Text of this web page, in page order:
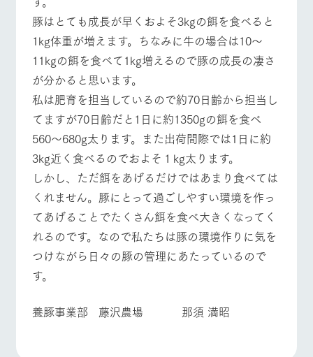
営業時
間・料金
交通アク
セス
よくいた
だく質問
団体のお
ペットを
お連れの
お客様へ
お問い合
わせ・資
料請求
う
れあう
ら学べる様々な
アクティビティ
レストラ
ン
牧場の生産品を
知り尽くした料
理人が腕を振
い、ビュッフェ
スタイルで提供
ショップ
／お買い
丹精込めて育て
た生産品をはじ
め、牧場産の逸
品を取り揃えた
店舗
牧場マッ
プ
牧場マップのダ
ウンロード
周遊バス
牧場内を巡る周
遊バスのご案内
ブログ
お問い合わせ・資料請求
生産品カタログ・資料DL
English (Google Translate)
ネットショップ
個人情報取扱いについて
動物とふれあう アクティビティ/体験 ショップ/お買い物
牧場マップを見る 周遊バス
営業時間・料金 交通アクセス
よくあるご質問
団体のお客様へ
ペットをお連れの
お客様へ お問い合わせ
豚はとても成長が早くおよそ3kgの餌を食べると
1kg体重が増えます。ちなみに牛の場合は10〜
11kgの餌を食べて1kg増えるので豚の成長の凄さ
が分かると思います。
私は肥育を担当しているので約70日齢から担当し
てますが70日齢だと1日に約1350gの餌を食べ
560〜680g太ります。また出荷間際では1日に約
3kg近く食べるのでおよそ１kg太ります。
しかし、ただ餌をあげるだけではあまり食べては
くれません。豚にとって過ごしやすい環境を作っ
てあげることでたくさん餌を食べ大きくなってく
れるのです。なので私たちは豚の環境作りに気を
つけながら日々の豚の管理にあたっているので
す。
養豚事業部 藤沢農場 那須 満昭